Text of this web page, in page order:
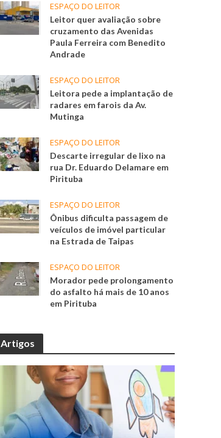
ESPAÇO DO LEITOR
Leitor quer avaliação sobre
cruzamento das Avenidas
Paula Ferreira com Benedito
Andrade
ESPAÇO DO LEITOR
Leitora pede a implantação de
radares em farois da Av.
Mutinga
ESPAÇO DO LEITOR
Descarte irregular de lixo na
rua Dr. Eduardo Delamare em
Pirituba
ESPAÇO DO LEITOR
Ônibus dificulta passagem de
veículos de imóvel particular
na Estrada de Taipas
ESPAÇO DO LEITOR
Morador pede prolongamento
do asfalto há mais de 10 anos
em Pirituba
Artigos